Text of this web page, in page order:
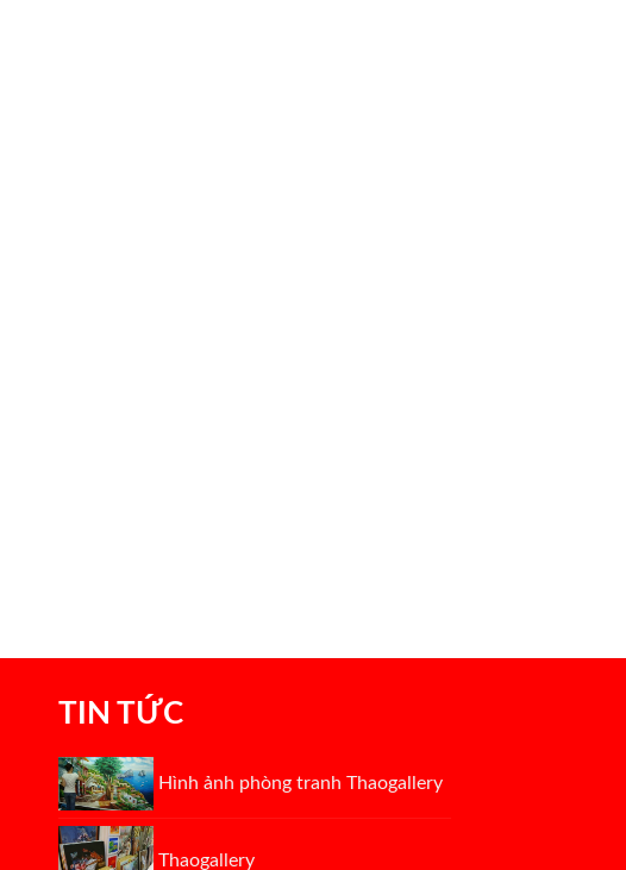
TIN TỨC
Hình ảnh phòng tranh Thaogallery
Thaogallery